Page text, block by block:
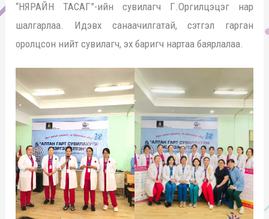
“НЯРАЙН ТАСАГ”-ийн сувилагч Г.Оргилцэцэг нар
шалгарлаа. Идэвх санаачилгатай, сэтгэл гарган
оролцсон нийт сувилагч, эх баригч нартаа баярлалаа.